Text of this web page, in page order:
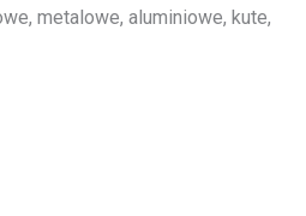
metalowe, aluminiowe, kute,